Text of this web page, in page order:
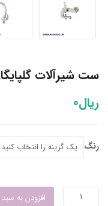
ست شیرآلات
ریال0
رنگ
افزودن به